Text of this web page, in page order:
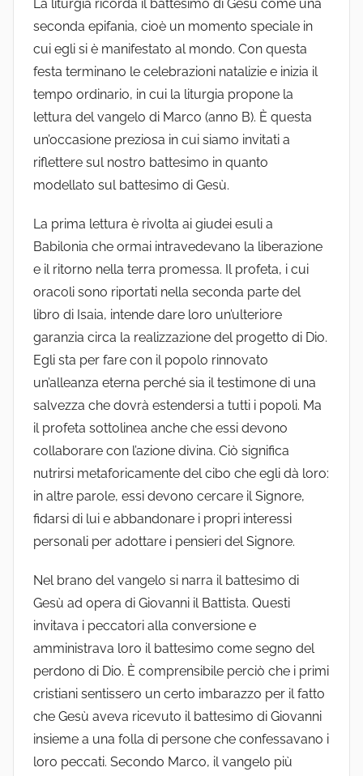
La liturgia ricorda il battesimo di Gesù come una
seconda epifania, cioè un momento speciale in
cui egli si è manifestato al mondo. Con questa
festa terminano le celebrazioni natalizie e inizia il
tempo ordinario, in cui la liturgia propone la
lettura del vangelo di Marco (anno B). È questa
un’occasione preziosa in cui siamo invitati a
riflettere sul nostro battesimo in quanto
modellato sul battesimo di Gesù.
La prima lettura è rivolta ai giudei esuli a
Babilonia che ormai intravedevano la liberazione
e il ritorno nella terra promessa. Il profeta, i cui
oracoli sono riportati nella seconda parte del
libro di Isaia, intende dare loro un’ulteriore
garanzia circa la realizzazione del progetto di Dio.
Egli sta per fare con il popolo rinnovato
un’alleanza eterna perché sia il testimone di una
salvezza che dovrà estendersi a tutti i popoli. Ma
il profeta sottolinea anche che essi devono
collaborare con l’azione divina. Ciò significa
nutrirsi metaforicamente del cibo che egli dà loro:
in altre parole, essi devono cercare il Signore,
fidarsi di lui e abbandonare i propri interessi
personali per adottare i pensieri del Signore.
Nel brano del vangelo si narra il battesimo di
Gesù ad opera di Giovanni il Battista. Questi
invitava i peccatori alla conversione e
amministrava loro il battesimo come segno del
perdono di Dio. È comprensibile perciò che i primi
cristiani sentissero un certo imbarazzo per il fatto
che Gesù aveva ricevuto il battesimo di Giovanni
insieme a una folla di persone che confessavano i
loro peccati. Secondo Marco, il vangelo più